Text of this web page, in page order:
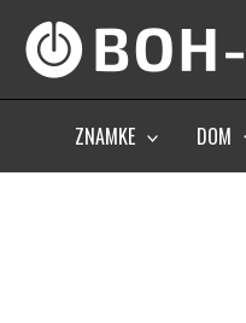
content
ZNAMKE DOM